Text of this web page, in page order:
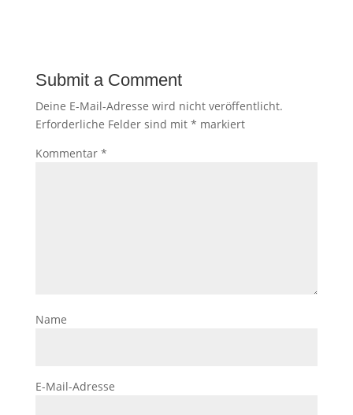
Submit a Comment
Deine E-Mail-Adresse wird nicht veröffentlicht.
Erforderliche Felder sind mit * markiert
Kommentar *
Name
E-Mail-Adresse